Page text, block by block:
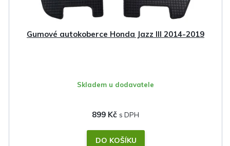
Gumové autokoberce Honda Jazz III 2014-2019
Skladem u dodavatele
899 Kč
DO KOŠÍKU